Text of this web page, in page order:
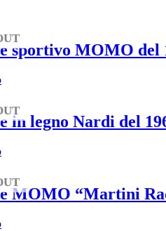
sportivo MOMO del
in legno Nardi del
MOMO “Martini